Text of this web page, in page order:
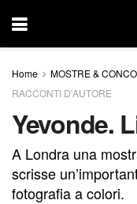
Home MOSTRE &
RACCONTI D'AUTORE
Yevonde.
A Londra una
scrisse
fotografia a colori.